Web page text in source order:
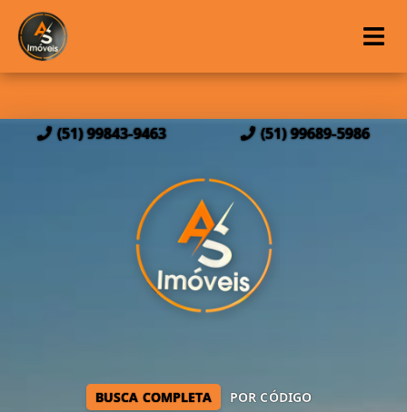
(51) 99843-9463 (51) 99689-5986
BUSCA COMPLETA POR CÓDIGO